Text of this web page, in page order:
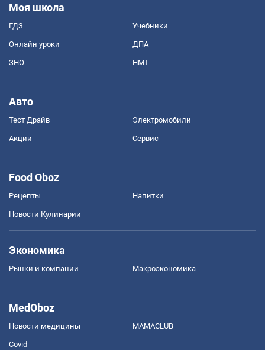
Моя школа
ГДЗ Учебники
Онлайн уроки ДПА
ЗНО НМТ
Авто
Тест Драйв Электромобили
Акции Сервис
Food Oboz
Рецепты Напитки
Новости Кулинарии
Экономика
Рынки и компании Mакроэкономика
MedOboz
Новости медицины MAMACLUB
Covid